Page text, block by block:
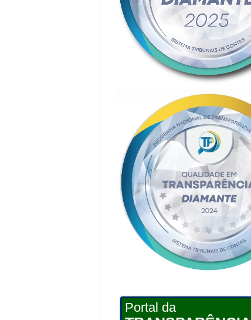
Portal da